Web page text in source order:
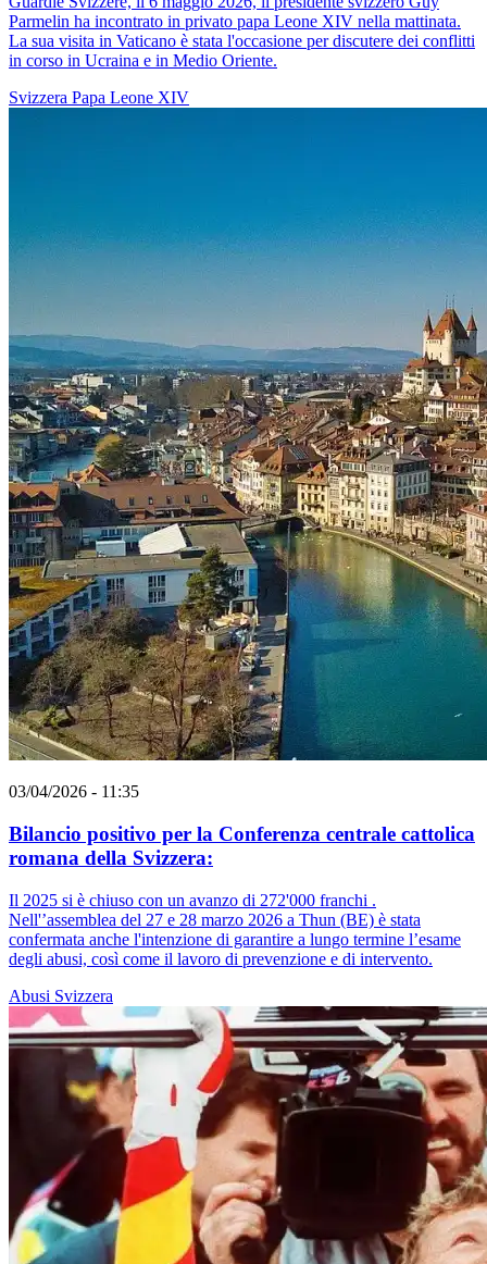
Parmelin ha incontrato in privato papa Leone XIV nella mattinata.
La sua visita in Vaticano è stata l'occasione per discutere dei conflitti
in corso in Ucraina e in Medio Oriente.
Svizzera Papa Leone XIV
03/04/2026 - 11:35
Bilancio positivo per la Conferenza centrale cattolica
romana della Svizzera:
Il 2025 si è chiuso con un avanzo di 272'000 franchi .
Nell'’assemblea del 27 e 28 marzo 2026 a Thun (BE) è stata
confermata anche l'intenzione di garantire a lungo termine l’esame
degli abusi, così come il lavoro di prevenzione e di intervento.
Abusi Svizzera